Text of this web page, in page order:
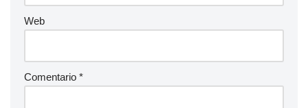
Web
Comentario *